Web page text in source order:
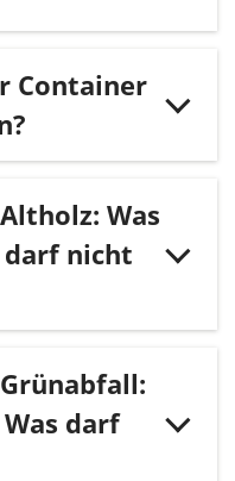
Container
Was
darf nicht
darf